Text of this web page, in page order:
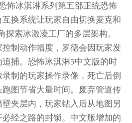
怖冰淇淋系列第五部正统恐怖
换系统让玩家自由切换麦克和
探索冰激凌工厂的多层架构。
制动作幅度，罗德会因玩家发
捕。恐怖冰淇淋5中文版的时
制的玩家操作录像，死亡后倒
图节省大量时间。废弃管道传
夹层内，玩家钻入后从地图另
经之路的封锁。中文版增加的